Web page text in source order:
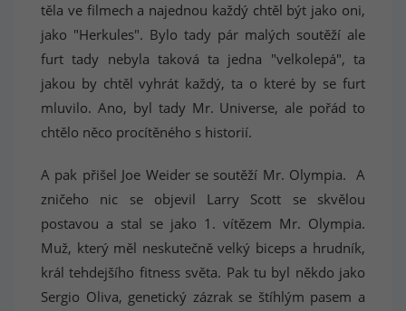
těla ve filmech a najednou každý chtěl být jako oni,
jako "Herkules". Bylo tady pár malých soutěží ale
furt tady nebyla taková ta jedna "velkolepá", ta
jakou by chtěl vyhrát každý, ta o které by se furt
mluvilo. Ano, byl tady Mr. Universe, ale pořád to
chtělo něco procítěného s historií.
A pak přišel Joe Weider se soutěží Mr. Olympia. A
zničeho nic se objevil Larry Scott se skvělou
postavou a stal se jako 1. vítězem Mr. Olympia.
Muž, který měl neskutečně velký biceps a hrudník,
král tehdejšího fitness světa. Pak tu byl někdo jako
Sergio Oliva, genetický zázrak se štíhlým pasem a